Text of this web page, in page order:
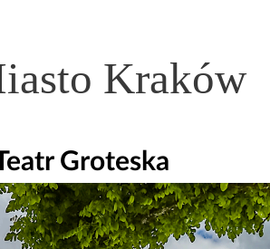
Kraków
Groteska